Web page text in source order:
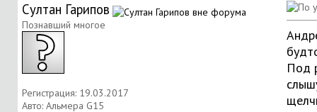
Султан Гарипов
Познавший многое
Регистрация: 19.03.2017
Авто: Альмера G15
Под